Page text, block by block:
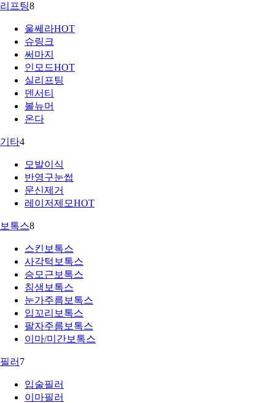
리프팅8
울쎄라HOT
슈링크
써마지
인모드HOT
실리프팅
덴서티
볼뉴머
온다
기타4
모발이식
반영구눈썹
문신제거
레이저제모HOT
보톡스8
스킨보톡스
사각턱보톡스
승모근보톡스
침샘보톡스
눈가주름보톡스
입꼬리보톡스
팔자주름보톡스
이마/미간보톡스
필러 7
입술필러
이마필러